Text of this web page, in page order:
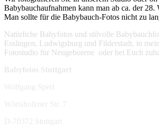
Babybauchaufnahmen kann man ab ca. der 28.
Man sollte für die Babybauch-Fotos nicht zu
Natürliche Babyfotos und stilvolle
Esslingen, Ludwigsburg und Filderstadt, in
Fotostudio für Neugeborene oder bei Euch